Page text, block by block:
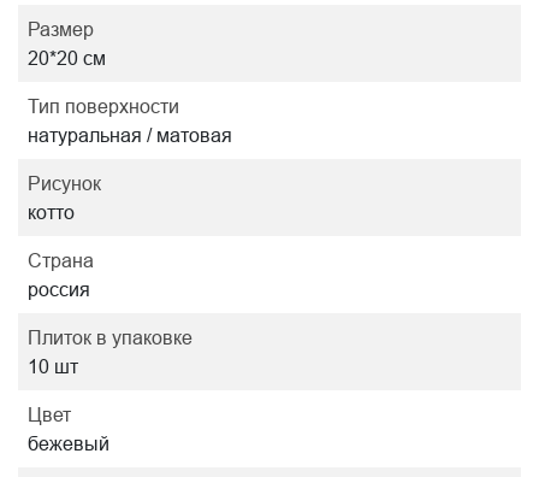
Размер
20*20 см
Тип поверхности
натуральная / матовая
Рисунок
котто
Страна
россия
Плиток в упаковке
10 шт
Цвет
бежевый